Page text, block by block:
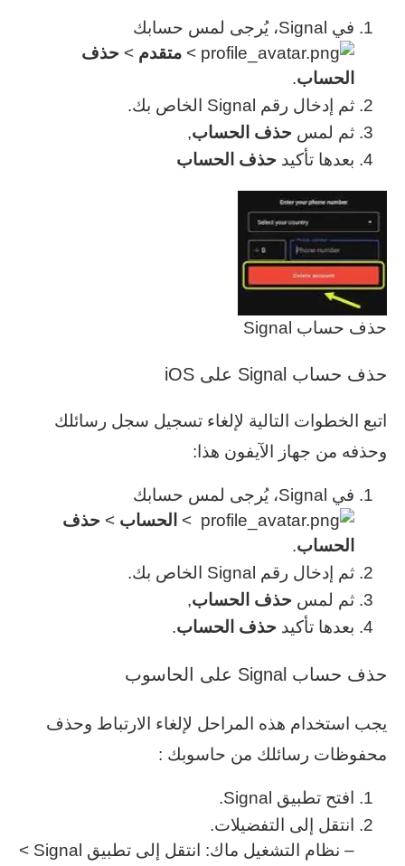
في Signal، يُرجى لمس حسابك
> متقدم > حذف
الحساب.
ثم إدخال رقم Signal الخاص بك.
ثم لمس حذف الحساب,
بعدها تأكيد حذف الحساب
حذف حساب Signal
حذف حساب Signal على iOS
اتبع الخطوات التالية لإلغاء تسجيل سجل رسائلك
وحذفه من جهاز الآيفون هذا:
‫في Signal، يُرجى لمس‬ حسابك
> الحساب > حذف
الحساب.
ثم إدخال رقم Signal الخاص بك.
ثم لمس حذف الحساب,
بعدها تأكيد حذف الحساب.
حذف حساب Signal على الحاسوب
يجب استخدام هذه المراحل لإلغاء الارتباط وحذف
محفوظات رسائلك من حاسوبك :
افتح تطبيق Signal.
انتقل إلى التفضيلات.
– نظام التشغيل ماك: انتقل إلى تطبيق Signal >